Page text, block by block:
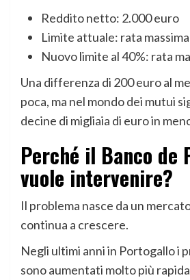
Reddito netto: 2.000 euro
Limite attuale: rata
Nuovo limite al 40%: rata
Una differenza di 200 euro al
poca, ma nel mondo dei mutui
decine di migliaia di euro in
Perché il Banco de
vuole intervenire?
Il problema nasce da un
continua a crescere.
Negli ultimi anni in Portogallo i
sono aumentati molto più